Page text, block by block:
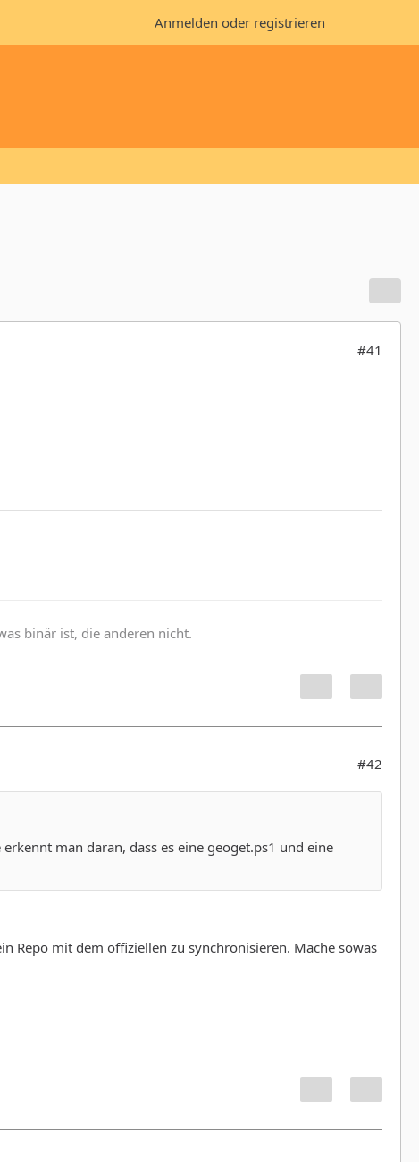
Anmelden oder registrieren
#41
binär ist, die anderen nicht.
#42
man daran, dass es eine geoget.ps1 und eine
Repo mit dem offiziellen zu synchronisieren. Mache sowas